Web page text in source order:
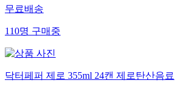
무료배송
110명구매중
닥터페퍼 제로 355ml 24캔 제로탄산음료